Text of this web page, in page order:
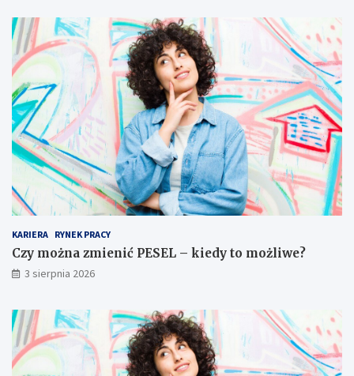
KARIERA RYNEK PRACY
Czy można zmienić PESEL – kiedy to możliwe?
3 sierpnia 2026